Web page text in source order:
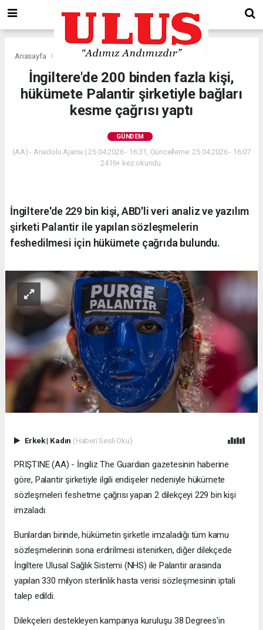
Anasayfa Gündem
İngiltere'de 200 binden fazla kişi,
hükümete Palantir şirketiyle bağları
kesme çağrısı yaptı
GÜNDEM
(AA) - Anadolu Ajansı | 25.04.2026 - 16:31, Güncelleme: 25.04.2026 - 16:07
2416+ kez okundu.
İngiltere'de 229 bin kişi, ABD'li veri analiz ve yazılım
şirketi Palantir ile yapılan sözleşmelerin
feshedilmesi için hükümete çağrıda bulundu.
Erkek| Kadın (Haberi Sesli Oku)
PRIŞTINE (AA) - İngiliz The Guardian gazetesinin haberine
göre, Palantir şirketiyle ilgili endişeler nedeniyle hükümete
sözleşmeleri feshetme çağrısı yapan 2 dilekçeyi 229 bin kişi
imzaladı.
Bunlardan birinde, hükümetin şirketle imzaladığı tüm kamu
sözleşmelerinin sona erdirilmesi istenirken, diğer dilekçede
İngiltere Ulusal Sağlık Sistemi (NHS) ile Palantir arasında
yapılan 330 milyon sterlinlik hasta verisi sözleşmesinin iptali
talep edildi.
Dilekçeleri destekleyen kampanya kuruluşu 38 Degrees'in